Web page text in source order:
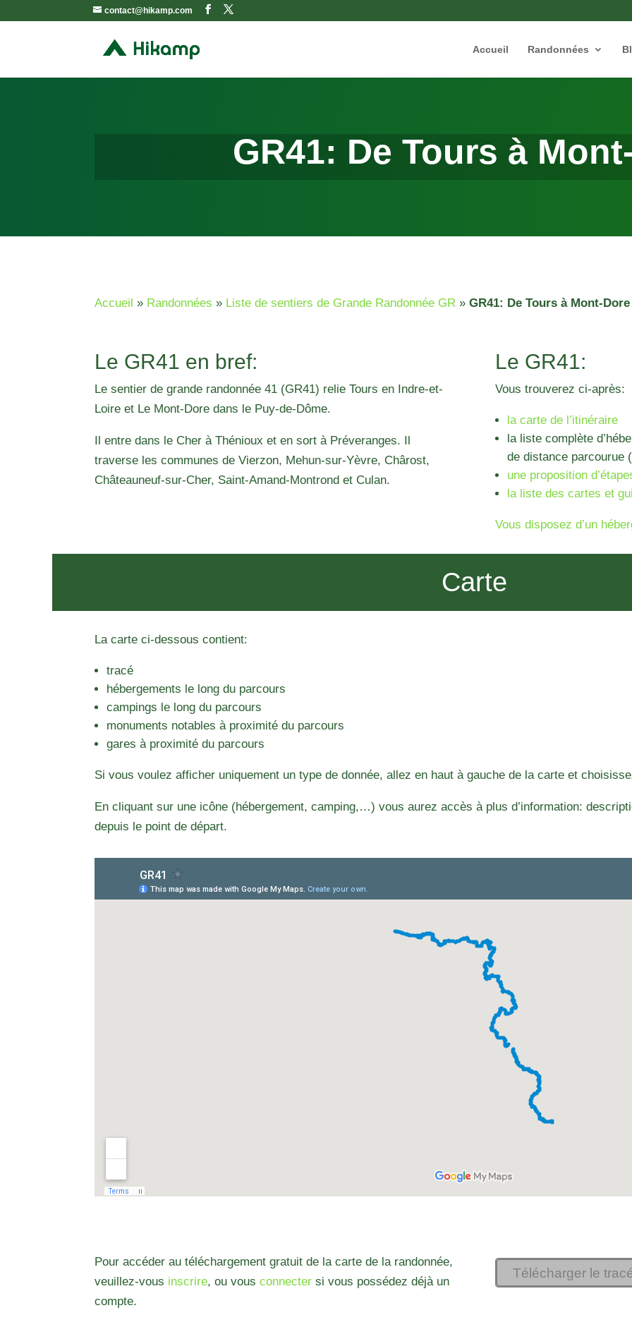
contact@hikamp.com
Accueil Randonnées
GR41: De Tours à
Accueil » Randonnées » Liste de sentiers de Grande Randonnée GR »GR41: De Tours à Mont-Dore
Le GR41 en bref:
Le sentier de grande randonnée 41 (GR41) relie Tours en Indre-et-
Loire et Le Mont-Dore dans le Puy-de-Dôme.
Il entre dans le Cher à Thénioux et en sort à Préveranges. Il
traverse les communes de Vierzon, Mehun-sur-Yèvre, Chârost,
Châteauneuf-sur-Cher, Saint-Amand-Montrond et Culan.
Le GR41:
Vous trouverez ci-après:
la carte de l’itinéraire
la liste complète
de distance parcourue
une proposition
la liste des cartes et
Vous disposez d’un
Carte
La carte ci-dessous contient:
tracé
hébergements le long du parcours
campings le long du parcours
monuments notables à proximité du parcours
gares à proximité du parcours
Si vous voulez afficher uniquement un type de donnée, allez en haut à gauche de la carte et
En cliquant sur une icône (hébergement, camping,…) vous aurez accès à plus d’information:
depuis le point de départ.
Pour accéder au téléchargement gratuit de la carte de la randonnée,
veuillez-vous inscrire, ou vousconnecter si vous possédez déjà un
compte.
Télécharger le